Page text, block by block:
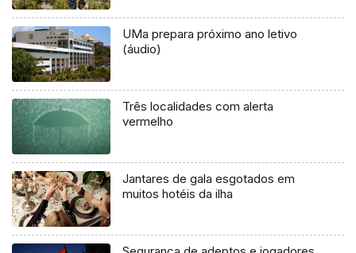
UMa prepara próximo ano letivo
(áudio)
Três localidades com alerta
vermelho
Jantares de gala esgotados em
muitos hotéis da ilha